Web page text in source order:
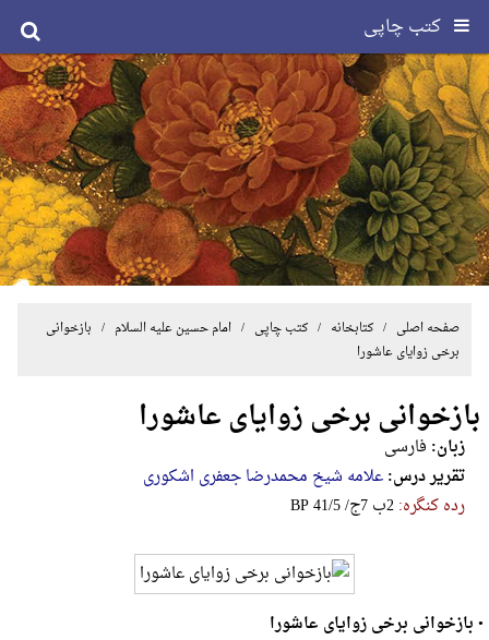
کتب چاپی
صفحه اصلی / کتابخانه /کتب چاپی /امام حسین علیه السلام / بازخوانی
برخی زوایای عاشورا
بازخوانی برخی زوایای عاشورا
زبان: فارسی
تقریر درس:علامه شیخ محمدرضا جعفری اشکوری
رده کنگره:‎B‎P‎ ‎4‎1‎/‎5‎ ‎/‎ج‎7‎ ‎ب‎2
•بازخوانی برخی زوایای عاشورا